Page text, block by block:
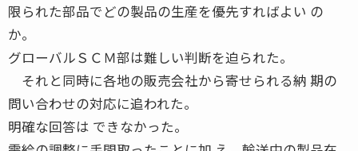
限られた部品でどの製品の生産を優先すればよい の
か。
グローバルＳＣＭ部は難しい判断を迫られた。
それと同時に各地の販売会社から寄せられる納 期の
問い合わせの対応に追われた。
明確な回答は できなかった。